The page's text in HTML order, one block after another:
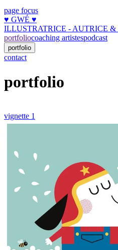
page focus
♥︎ GWÉ ♥︎
ILLUSTRATRICE - AUTRICE
portfoliocoaching artistespodcast
portfolio
contact
portfolio
vignette 1